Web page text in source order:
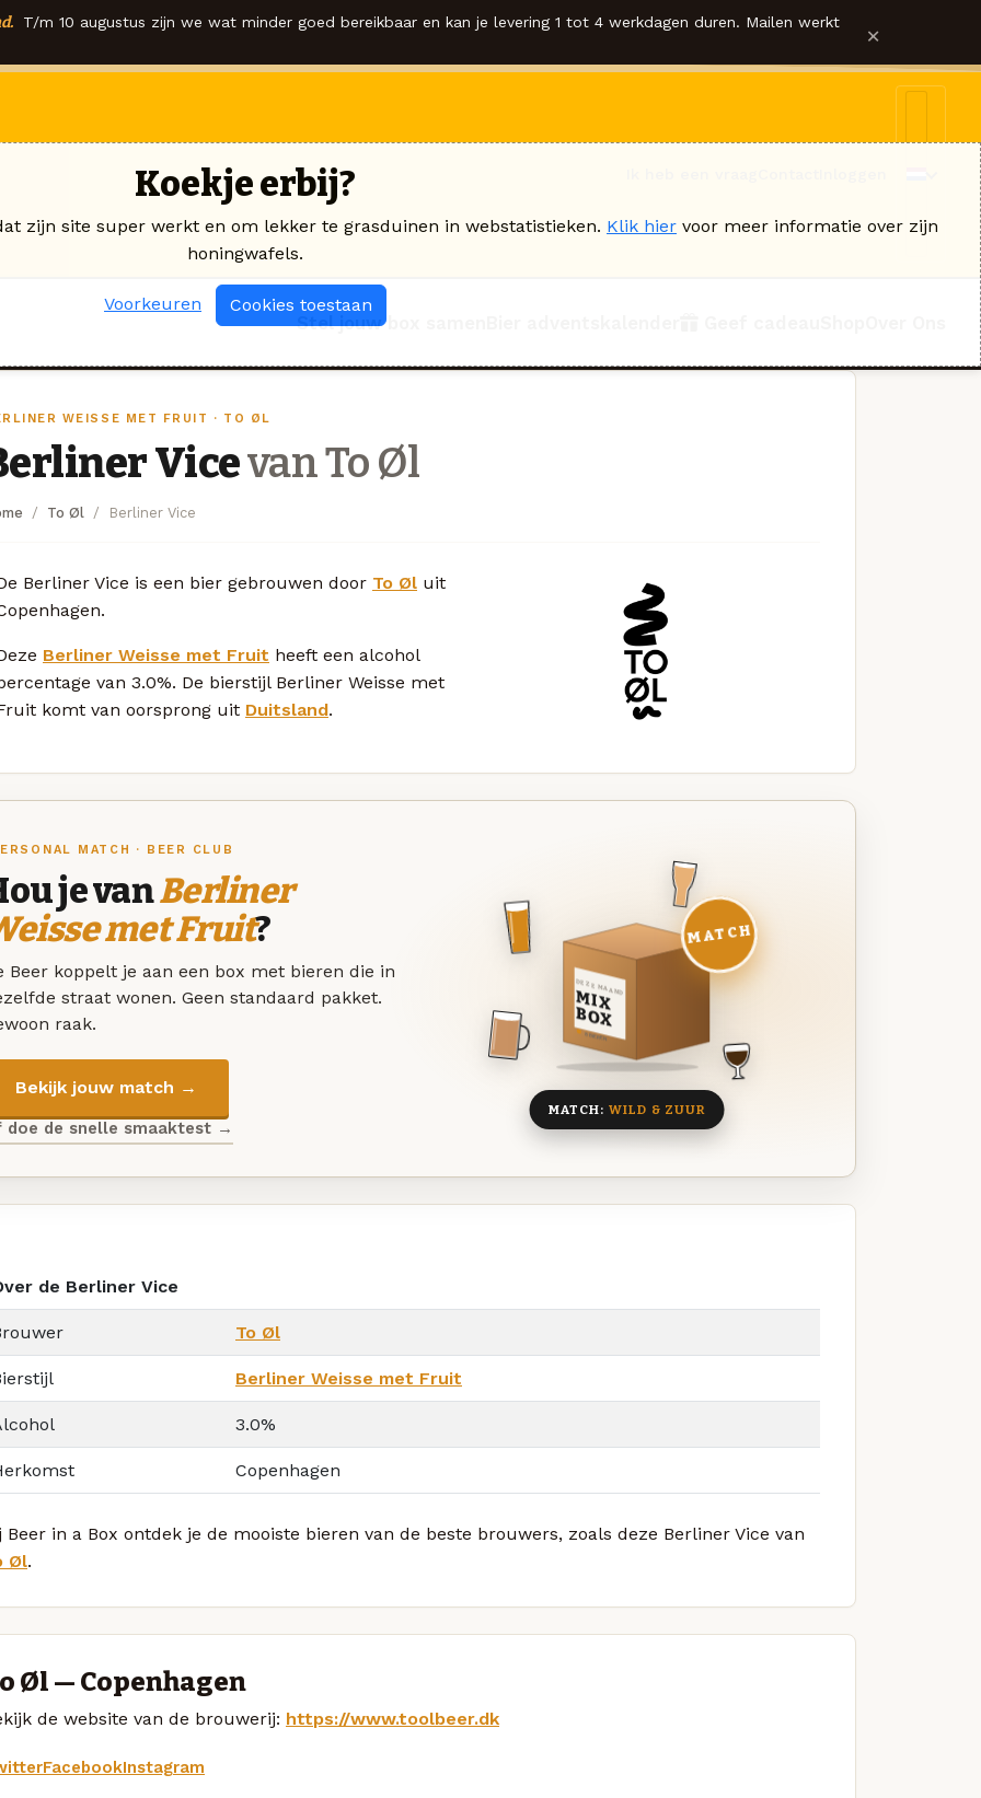
T/m 10 augustus zijn we wat minder goed bereikbaar en kan je levering 1 tot 4 werkdagen duren. Mailen werkt ×
Stel jouw box samen
WEISSE MET FRUIT · TO ØL
Vicevan To Øl
To Øl Berliner Vice
Berliner Vice is een bier gebrouwen door To Øl uit
Berliner Weisse met Fruit heeft een alcohol
van 3.0%. De bierstijl Berliner Weisse met
komt van oorsprong uit Duitsland.
MATCH · BEER CLUB
je vanBerliner
met Fruit?
Beer koppelt je aan een box met bieren die in
straat wonen. Geen standaard pakket.
raak.
Bekijk jouw match →
doe de snelle smaaktest →
DEZE MAAND
MIX
BOX
8 BIEREN
MATCH
MATCH: WILD & ZUUR
de Berliner Vice
To Øl
Berliner Weisse met Fruit
3.0%
Copenhagen
Beer in a Box ontdek je de mooiste bieren van de beste brouwers, zoals deze Berliner Vice van
Øl.
Øl — Copenhagen
de website van de brouwerij: https://www.toolbeer.dk
FacebookInstagram
Koekje erbij?
zijn site super werkt en om lekker te grasduinen in webstatistieken. Klik hier voor meer informatie over zijn
honingwafels.
Voorkeuren Cookies toestaan